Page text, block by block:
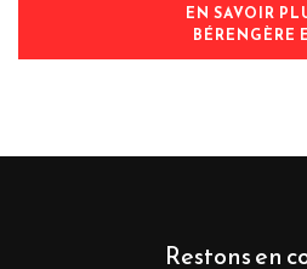
EN SAVOIR
BÉRENGÈRE
Restons en